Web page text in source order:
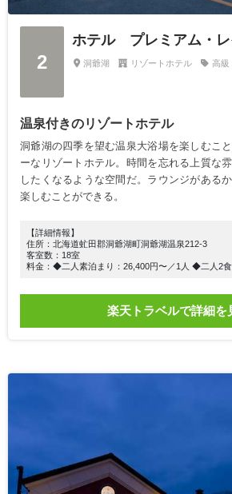
2
ホテル プレミアム・
洞爺湖 リゾートホテル 高級
温泉付きのリゾートホテル
洞爺湖の四季を望む温泉大浴場を楽しむこ
ーなリゾートホテル。時間を忘れる上質な
したくなるような空間だ。ラウンジがある
楽しむことができる。
【詳細情報】
住所：北海道虻田郡洞爺湖町洞爺湖温泉212-3
客室数：18室
料金：◆二人素泊まり：26,400円〜／1人 ◆二人2食
楽天トラベルで詳細を